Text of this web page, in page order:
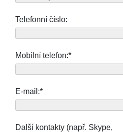
Telefonní číslo:
Mobilní telefon:*
E-mail:*
Další kontakty (např. Skype,